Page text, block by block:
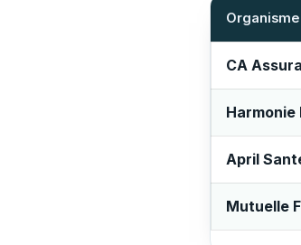
CA
April
Mutuelle